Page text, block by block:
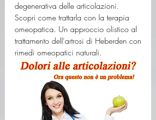
degenerativa delle articolazioni.
Scopri come trattarla con la terapia
omeopatica. Un approccio olistico al
trattamento dell'artrosi di Heberden con
rimedi omeopatici naturali.